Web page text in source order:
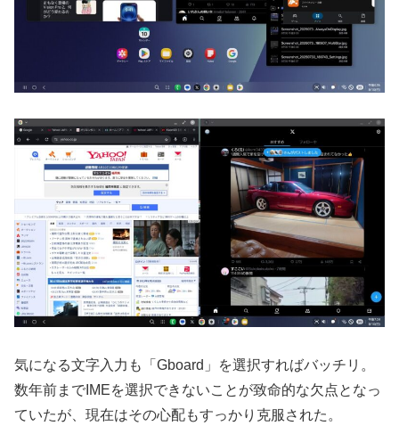
気になる文字入力も「Gboard」を選択すればバッチリ。
数年前までIMEを選択できないことが致命的な欠点となっ
ていたが、現在はその心配もすっかり克服された。